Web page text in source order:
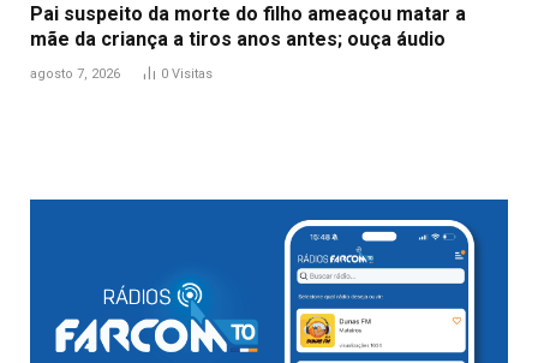
Pai suspeito da morte do filho ameaçou matar a
mãe da criança a tiros anos antes; ouça áudio
agosto 7, 2026 0 Visitas